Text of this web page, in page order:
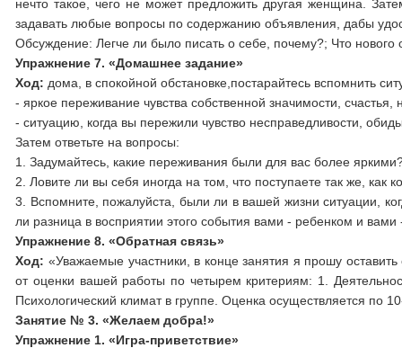
нечто такое, чего не может предложить другая женщина.
задавать любые вопросы по содержанию объявления, дабы
Обсуждение: Легче ли было писать о себе, почему?; Что нового
Упражнение 7. «Домашнее задание»
Ход: дома, в спокойной обстановке,постарайтесь вспомнить
- яркое переживание чувства собственной значимости,
- ситуацию, когда вы пережили чувство несправедливости,
Затем ответьте на вопросы:
1. Задумайтесь, какие переживания были для вас более
2. Ловите ли вы себя иногда на том, что поступаете так же, как
3. Вспомните, пожалуйста, были ли в вашей жизни ситуации,
ли разница в восприятии этого события вами - ребенком и
Упражнение 8. «Обратная связь»
Ход: «Уважаемые участники, в конце занятия я прошу
от оценки вашей работы по четырем критериям: 1.
Психологический климат в группе. Оценка осуществляется по
Занятие № 3. «Желаем добра!»
Упражнение 1. «Игра-приветствие»